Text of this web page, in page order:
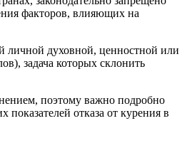
факторов, влияющих на
личной духовной, ценностной или
задача которых склонить
поэтому важно подробно
отказа от курения в